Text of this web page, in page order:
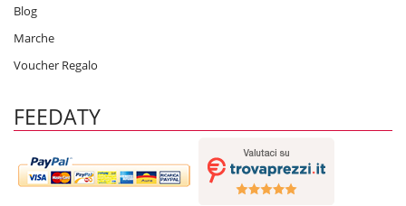
Blog
Marche
Voucher Regalo
FEEDATY